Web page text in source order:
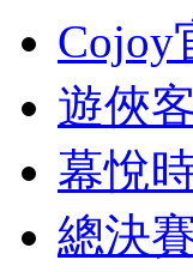
Cojoy
遊俠
幕悅
總決